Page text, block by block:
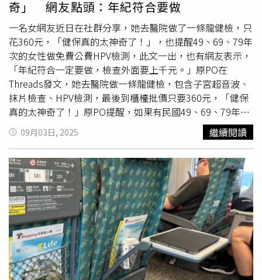
反對聲浪幾乎同時湧現：各地成立反接種聯盟，印製傳單
《接種，一種詛咒》《接種的恐怖》，還創辦刊物《反接種
者》（1869年）與《接種詢問者》（1879年）。街頭也多
次爆發騷亂，從19世紀50年代的英格蘭、80年代的加拿
大，到90年代的美國。1905年波士頓爭議一路走上最高法
院，最終裁定強制接種合憲。對「免疫」的抵制甚至早於疫
苗。1720年代，人痘接種（Variolation）引進英美後即引發
反撲。1722年，牧師艾德蒙・馬西（Edmund Massey）宣
稱疾病是上帝懲罰，預防是「惡魔行徑」。到了詹納時代，
新的說法興起：接種「不自然」，會「改造身體」。1802
年的一幅諷刺畫甚至把接種者畫成長出牛角。醫師大衛・戈
爾斯基（David Gorski）指出，這幾乎是「疫苗會改變
DNA」論調的源頭。街頭標語寫著「與其被毒害的嬰兒，不
如坐重罪犯的牢」，醫師也常被描繪成圖利者，儘管詹納本
人拒絕從疫苗中牟利。醫界早已熟悉這種阻力。1802年，
醫師考克斯（John Redman Coxe）就感嘆錯誤說法拖慢了
偉大發現。兩世紀後，WHO觀察同樣指出：面對反疫苗運
動，最有效方式是及早提供可驗證數據，但對手往往不按科
學規則行事。疫苗學者彼得・霍特茲（Peter Hotez）更將
奇」 網友點頭：年紀符合要做
一名女網友近日在社群分享，她去醫院做了一條龍健檢，只
花360元，「健保真的太神奇了！」，也提醒49、69、79年
次的女性做免費公費HPV檢測，此文一出，也有網友表示，
「年紀符合一定要做，檢查外面要上千元。」原PO在
Threads發文，她去醫院做一條龍健檢，包含子宮超音波、
抹片檢查、HPV檢測，最後到櫃檯批價只要360元，「健保
真的太神奇了！」原PO提醒，如果有民國49、69、79年次
的女性還沒檢查過，今年可以公費做HPV檢測，和抹片一起
做更方便。此文一出，不少網友紛紛留言「因抹片報告異
常，到台大自費HPV檢測1500掛號費420，看報告又420，
幸好報告出來沒事，有補助時真的要善用」、「做完醫院還
送了我150元的全家的現金卷」、「年紀符合真的建議要
做，這些項目自己去做健檢要花非常多錢」、「太棒了
吧」、「補助真的讚」。衛福部指出，考量癌症發生年齡有
下降趨勢，為降低國人癌症發生率及死亡率，自114年起，
國民健康署放寬癌症篩檢年齡補助，包括肺癌、大腸癌、乳
癌、子宮頸癌、 人類乳突病毒（HPV）檢測服務，只要符合
資格的民眾都可接受免費的定期癌症篩檢，以期早期發現、
09月03日, 2025 繼續閱讀